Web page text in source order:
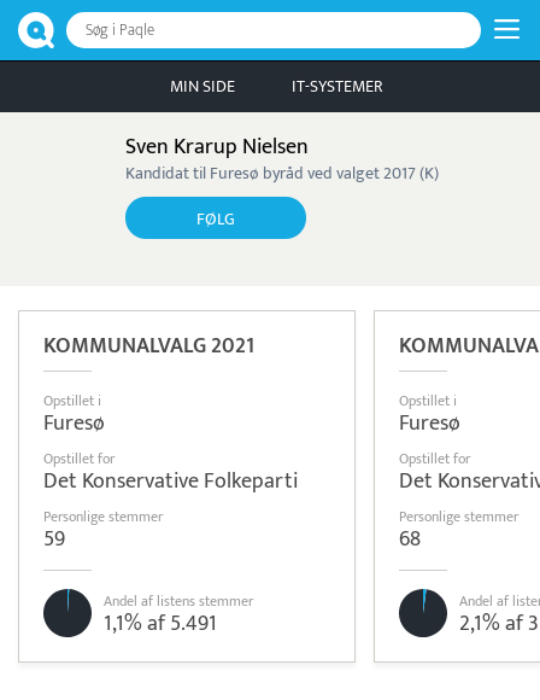
Søg i Paqle
MIN SIDE IT-SYSTEMER
Sven Krarup Nielsen
Kandidat til Furesø byråd ved valget 2017 (K)
FØLG
KOMMUNALVALG 2021
Opstillet i
Furesø
Opstillet for
Det Konservative Folkeparti
Personlige stemmer
59
Andel af listens stemmer
1,1% af 5.491
Opstillet i
Furesø
Opstillet for
Det
Personlige stemmer
68
Andel af
2,1% af